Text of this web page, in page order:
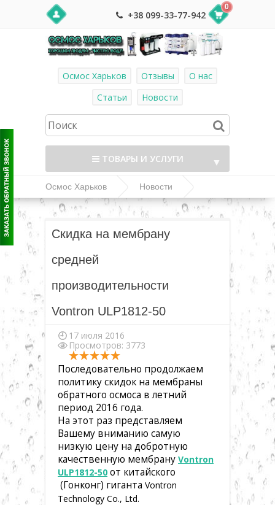
+38 099-33-77-942
0
Осмос Харьков Отзывы
О нас
Статьи
Новости
ТОВАРЫ И УСЛУГИ ▼
Осмос Харьков Новости
Мембрана Vontron ULP1812-50 в розницу по оптовой
цене!
Скидка на мембрану
средней
производительности
Vontron ULP1812-50
17 июля 2016
Просмотров: 3773
Последовательно продолжаем
политику скидок на мембраны
обратного осмоса в летний
период 2016 года.
На этот раз представляем
Вашему вниманию самую
низкую цену на добротную
качественную мембрану Vontron
ULP1812-50 от китайского
(Гонконг) гиганта Vontron
Technology Co., Ltd.